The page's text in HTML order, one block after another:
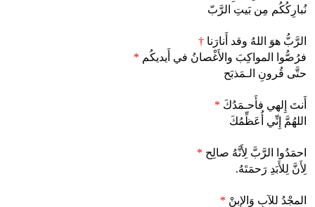
نُبارِكُكُم مِن بَيتِ الرَّبّ
الرَّبُّ هوَ اللهُ وقد أَنارَنا †
فرُصُّوا المواكِبَ والأَغْصانُ في أَيديكُم *
حتَّى قُرونِ الـمَذبَح
أَنتَ إِلهي فأَحـمَدُكَ *
اللهُمَّ إِنِّي أُعَظِّمُكَ
احمَدُوا الرَّبَّ لِأَنَّهُ صالِح *
لِأَنَّ لِلأَبَدِ رَحمَتَهُ.
المجْدُ للآبِ وَالإِبنْ *